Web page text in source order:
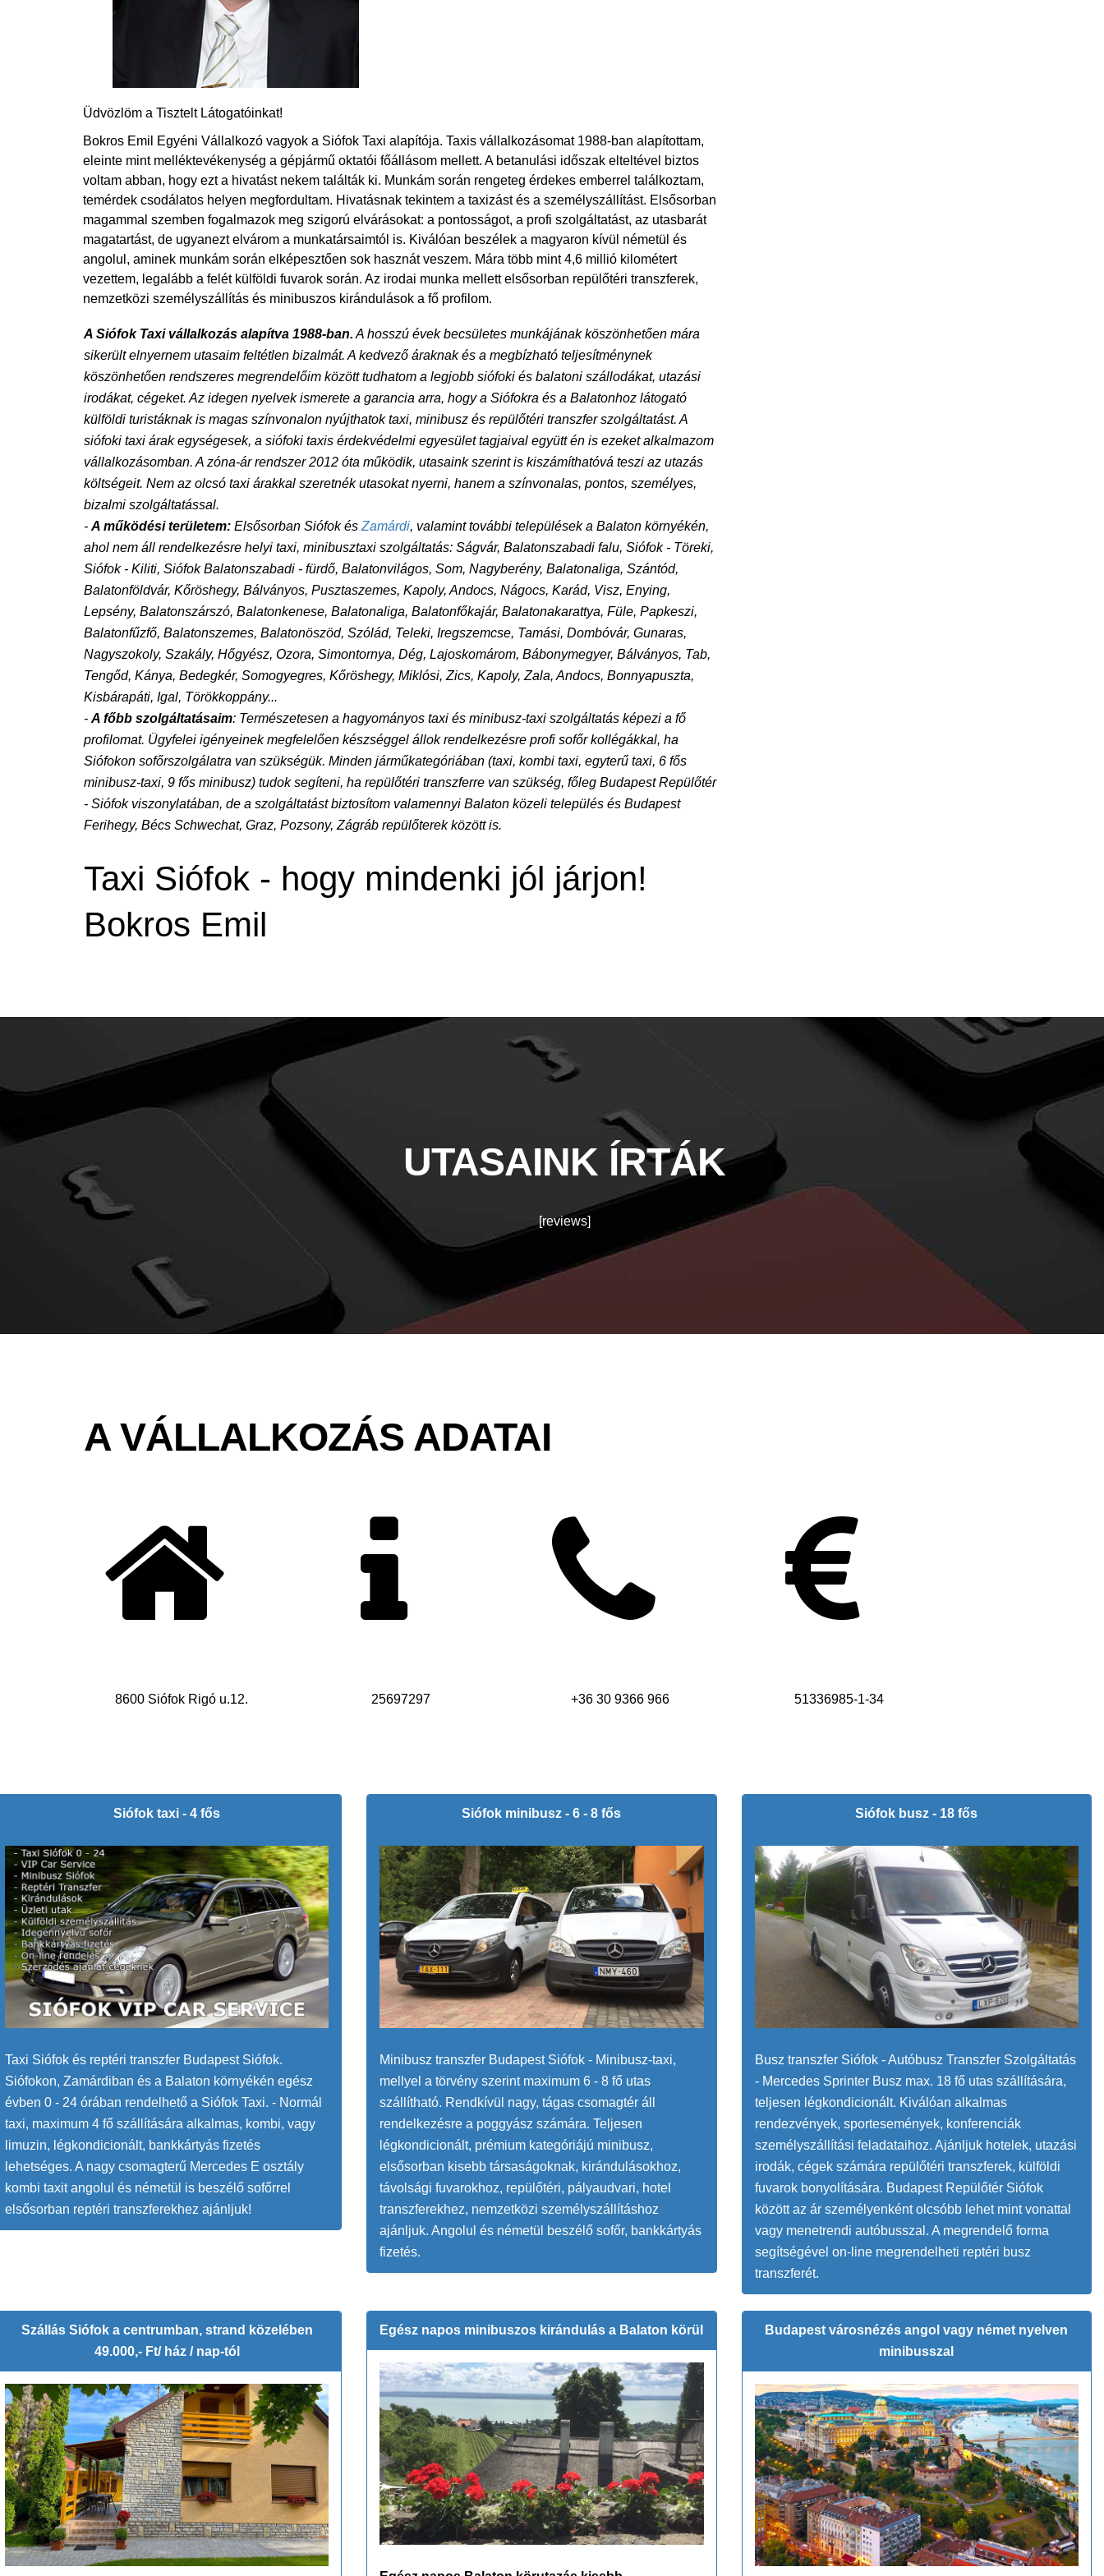
Üdvözlöm a Tisztelt Látogatóinkat!
Bokros Emil Egyéni Vállalkozó vagyok a Siófok Taxi alapítója. Taxis vállalkozásomat 1988-ban alapítottam,
eleinte mint melléktevékenység a gépjármű oktatói főállásom mellett. A betanulási időszak elteltével biztos
voltam abban, hogy ezt a hivatást nekem találták ki. Munkám során rengeteg érdekes emberrel találkoztam,
temérdek csodálatos helyen megfordultam. Hivatásnak tekintem a taxizást és a személyszállítást. Elsősorban
magammal szemben fogalmazok meg szigorú elvárásokat: a pontosságot, a profi szolgáltatást, az utasbarát
magatartást, de ugyanezt elvárom a munkatársaimtól is. Kiválóan beszélek a magyaron kívül németül és
angolul, aminek munkám során elképesztően sok hasznát veszem. Mára több mint 4,6 millió kilométert
vezettem, legalább a felét külföldi fuvarok során. Az irodai munka mellett elsősorban repülőtéri transzferek,
nemzetközi személyszállítás és minibuszos kirándulások a fő profilom.
A Siófok Taxi vállalkozás alapítva 1988-ban. A hosszú évek becsületes munkájának köszönhetően mára
sikerült elnyernem utasaim feltétlen bizalmát. A kedvező áraknak és a megbízható teljesítménynek
köszönhetően rendszeres megrendelőim között tudhatom a legjobb siófoki és balatoni szállodákat, utazási
irodákat, cégeket. Az idegen nyelvek ismerete a garancia arra, hogy a Siófokra és a Balatonhoz látogató
külföldi turistáknak is magas színvonalon nyújthatok taxi, minibusz és repülőtéri transzfer szolgáltatást. A
siófoki taxi árak egységesek, a siófoki taxis érdekvédelmi egyesület tagjaival együtt én is ezeket alkalmazom
vállalkozásomban. A zóna-ár rendszer 2012 óta működik, utasaink szerint is kiszámíthatóvá teszi az utazás
költségeit. Nem az olcsó taxi árakkal szeretnék utasokat nyerni, hanem a színvonalas, pontos, személyes,
bizalmi szolgáltatással.
- A működési területem: Elsősorban Siófok és Zamárdi, valamint további települések a Balaton környékén,
ahol nem áll rendelkezésre helyi taxi, minibusztaxi szolgáltatás: Ságvár, Balatonszabadi falu, Siófok - Töreki,
Siófok - Kiliti, Siófok Balatonszabadi - fürdő, Balatonvilágos, Som, Nagyberény, Balatonaliga, Szántód,
Balatonföldvár, Kőröshegy, Bálványos, Pusztaszemes, Kapoly, Andocs, Nágocs, Karád, Visz, Enying,
Lepsény, Balatonszárszó, Balatonkenese, Balatonaliga, Balatonfőkajár, Balatonakarattya, Füle, Papkeszi,
Balatonfűzfő, Balatonszemes, Balatonöszöd, Szólád, Teleki, Iregszemcse, Tamási, Dombóvár, Gunaras,
Nagyszokoly, Szakály, Hőgyész, Ozora, Simontornya, Dég, Lajoskomárom, Bábonymegyer, Bálványos, Tab,
Tengőd, Kánya, Bedegkér, Somogyegres, Kőröshegy, Miklósi, Zics, Kapoly, Zala, Andocs, Bonnyapuszta,
Kisbárapáti, Igal, Törökkoppány...
- A főbb szolgáltatásaim: Természetesen a hagyományos taxi és minibusz-taxi szolgáltatás képezi a fő
profilomat. Ügyfelei igényeinek megfelelően készséggel állok rendelkezésre profi sofőr kollégákkal, ha
Siófokon sofőrszolgálatra van szükségük. Minden járműkategóriában (taxi, kombi taxi, egyterű taxi, 6 fős
minibusz-taxi, 9 fős minibusz) tudok segíteni, ha repülőtéri transzferre van szükség, főleg Budapest Repülőtér
- Siófok viszonylatában, de a szolgáltatást biztosítom valamennyi Balaton közeli település és Budapest
Ferihegy, Bécs Schwechat, Graz, Pozsony, Zágráb repülőterek között is.
Taxi Siófok - hogy mindenki jól járjon!
Bokros Emil
UTASAINK ÍRTÁK
[reviews]
A VÁLLALKOZÁS ADATAI
8600 Siófok Rigó u.12.
25697297
+36 30 9366 966
51336985-1-34
Siófok taxi - 4 fős
Taxi Siófok és reptéri transzfer Budapest Siófok.
Siófokon, Zamárdiban és a Balaton környékén egész
évben 0 - 24 órában rendelhető a Siófok Taxi. - Normál
taxi, maximum 4 fő szállítására alkalmas, kombi, vagy
limuzin, légkondicionált, bankkártyás fizetés
lehetséges. A nagy csomagterű Mercedes E osztály
kombi taxit angolul és németül is beszélő sofőrrel
elsősorban reptéri transzferekhez ajánljuk!
Siófok minibusz - 6 - 8 fős
Minibusz transzfer Budapest Siófok - Minibusz-taxi,
mellyel a törvény szerint maximum 6 - 8 fő utas
szállítható. Rendkívül nagy, tágas csomagtér áll
rendelkezésre a poggyász számára. Teljesen
légkondicionált, prémium kategóriájú minibusz,
elsősorban kisebb társaságoknak, kirándulásokhoz,
távolsági fuvarokhoz, repülőtéri, pályaudvari, hotel
transzferekhez, nemzetközi személyszállításhoz
ajánljuk. Angolul és németül beszélő sofőr, bankkártyás
fizetés.
Siófok busz - 18 fős
Busz transzfer Siófok - Autóbusz Transzfer Szolgáltatás
- Mercedes Sprinter Busz max. 18 fő utas szállítására,
teljesen légkondicionált. Kiválóan alkalmas
rendezvények, sportesemények, konferenciák
személyszállítási feladataihoz. Ajánljuk hotelek, utazási
irodák, cégek számára repülőtéri transzferek, külföldi
fuvarok bonyolítására. Budapest Repülőtér Siófok
között az ár személyenként olcsóbb lehet mint vonattal
vagy menetrendi autóbusszal. A megrendelő forma
segítségével on-line megrendelheti reptéri busz
transzferét.
Szállás Siófok a centrumban, strand közelében
49.000,- Ft/ ház / nap-tól
Egész napos minibuszos kirándulás a Balaton körül
Budapest városnézés angol vagy német nyelven
minibusszal